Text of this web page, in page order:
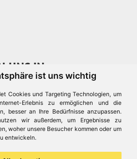
ist uns wichtig
Cookies und Targeting Technologien, um
Erlebnis zu ermöglichen und die
besser an Ihre Bedürfnisse anzupassen.
wir außerdem, um Ergebnisse zu
woher unsere Besucher kommen oder um
entwickeln.
UNS IN